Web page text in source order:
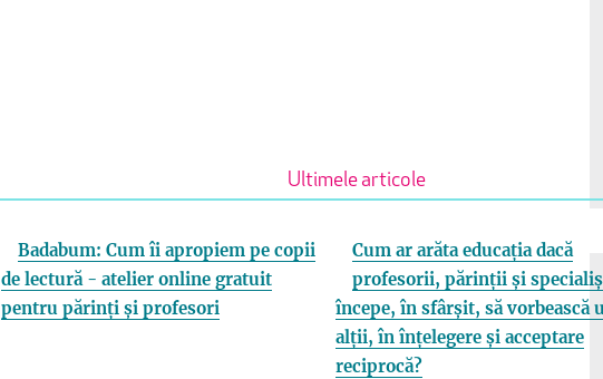
Ultimele articole
Badabum: Cum îi apropiem pe copii
de lectură - atelier online gratuit
pentru părinți și profesori
Cum ar arăta educația dacă
profesorii, părinții și
începe, în sfârșit, să vorbească
alții, în înțelegere și acceptare
reciprocă?